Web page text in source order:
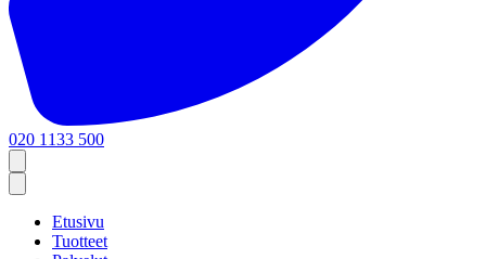
020 1133 500
Etusivu
Tuotteet